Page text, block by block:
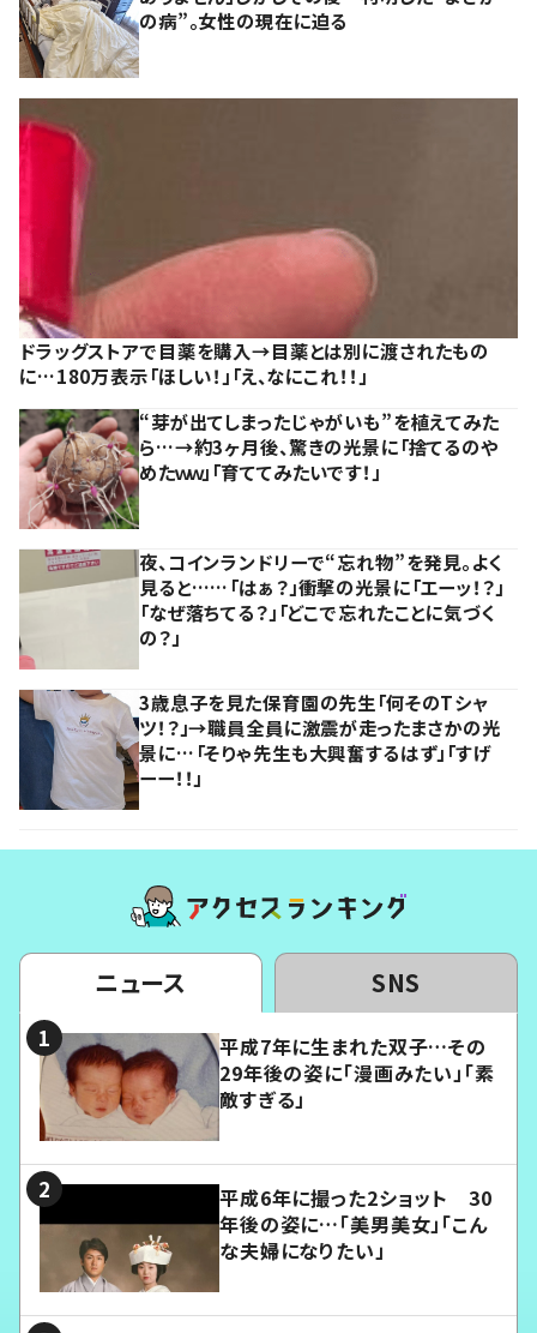
の病”。女性の現在に迫る
ドラッグストアで目薬を購入→目薬とは別に渡されたもの
に…180万表示「ほしい！」「え、なにこれ！！」
“芽が出てしまったじゃがいも”を植えてみた
ら…→約3ヶ月後、驚きの光景に「捨てるのや
めたｗｗ」「育ててみたいです！」
夜、コインランドリーで“忘れ物”を発見。よく
見ると……「はぁ？」衝撃の光景に「エーッ！？」
「なぜ落ちてる？」「どこで忘れたことに気づく
の？」
3歳息子を見た保育園の先生「何そのTシャ
ツ！？」→職員全員に激震が走ったまさかの光
景に…「そりゃ先生も大興奮するはず」「すげ
ーー！！」
ニュース SNS
平成7年に生まれた双子…その
29年後の姿に「漫画みたい」「素
敵すぎる」
平成6年に撮った2ショット 30
年後の姿に…「美男美女」「こん
な夫婦になりたい」